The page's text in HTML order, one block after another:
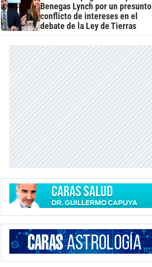
Benegas Lynch por un presunto
conflicto de intereses en el
debate de la Ley de Tierras